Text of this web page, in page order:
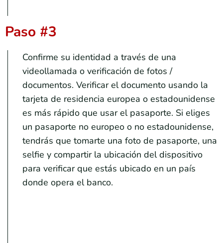
Paso #3
Confirme su identidad a través de una
videollamada o verificación de fotos /
documentos. Verificar el documento usando la
tarjeta de residencia europea o estadounidense
es más rápido que usar el pasaporte. Si eliges
un pasaporte no europeo o no estadounidense,
tendrás que tomarte una foto de pasaporte, una
selfie y compartir la ubicación del dispositivo
para verificar que estás ubicado en un país
donde opera el banco.